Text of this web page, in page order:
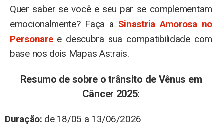
Quer saber se você e seu par se complementam
emocionalmente? Faça a Sinastria Amorosa no
Personare e descubra sua compatibilidade com
base nos dois Mapas Astrais.
Resumo de sobre o trânsito de Vênus em
Câncer 2025:
Duração: de 18/05 a 13/06/2026